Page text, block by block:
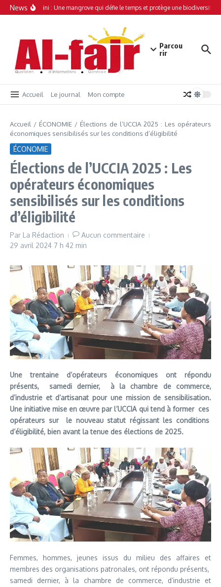
Aller au contenu
News
Simamboini : Une mangrove qui défie le temps et protège une biodiversité
Parcou
rir
Accueil Le journal Mon compte
Accueil / ÉCONOMIE / Élections de l’UCCIA 2025 : Les opérateurs
économiques sensibilisés sur les conditions d’éligibilité
ÉCONOMIE
Élections de l’UCCIA 2025 : Les
opérateurs économiques
sensibilisés sur les conditions
d’éligibilité
Par La Rédaction
Aucun commentaire
29 avril 2024 7 h 42 min
Une trentaine d’opérateurs économiques ont répondu
présents, samedi dernier, à la chambre de commerce,
d’industrie et d’artisanat pour une mission de sensibilisation.
Une initiative mise en œuvre par l’UCCIA qui tend à former ces
opérateurs sur le nouveau statut régissant les conditions
d’éligibilité, bien avant la tenue des élections de 2025.
Femmes, hommes, jeunes issus du milieu des affaires et
membres des organisations patronales, ont répondu présents,
samedi dernier, à la chambre de commerce, d’industrie et